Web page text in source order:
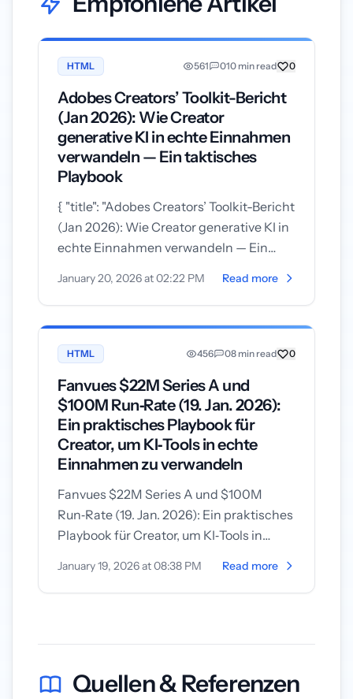
HTML 561 010 min read 0
Adobes Creators’ Toolkit-Bericht
(Jan 2026): Wie Creator
generative KI in echte Einnahmen
verwandeln — Ein taktisches
Playbook
{ "title": "Adobes Creators’ Toolkit-Bericht
(Jan 2026): Wie Creator generative KI in
echte Einnahmen verwandeln — Ein
January 20, 2026 at 02:22 PM Read more
HTML 456 08 min read 0
Fanvues $22M Series A und
$100M Run‑Rate (19. Jan. 2026):
Ein praktisches Playbook für
Creator, um KI‑Tools in echte
Einnahmen zu verwandeln
Fanvues $22M Series A und $100M
Run‑Rate (19. Jan. 2026): Ein praktisches
Playbook für Creator, um KI‑Tools in
January 19, 2026 at 08:38 PM Read more
Quellen & Referenzen